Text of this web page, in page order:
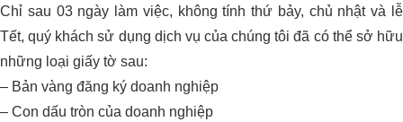
Chỉ sau 03 ngày làm việc, không tính thứ bảy, chủ nhật và lễ
Tết, quý khách sử dụng dịch vụ của chúng tôi đã có thể sở hữu
những loại giấy tờ sau:
– Bản vàng đăng ký doanh nghiệp
– Con dấu tròn của doanh nghiệp